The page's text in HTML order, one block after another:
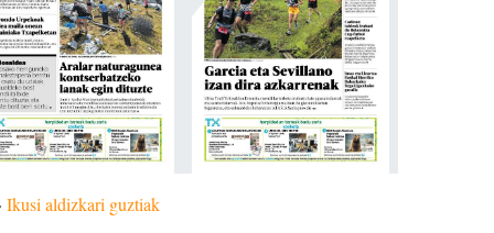
Ikusi aldizkari guztiak